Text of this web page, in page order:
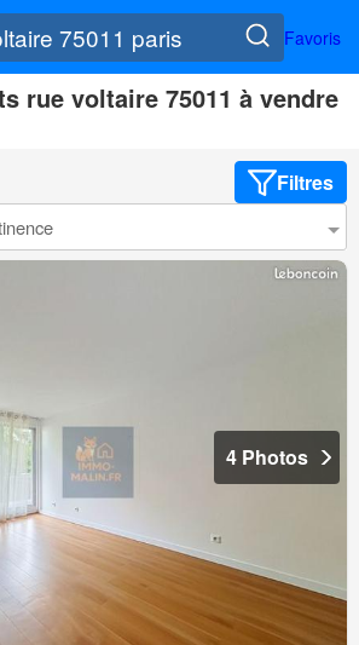
Favoris
rue voltaire 75011 à vendre
Filtres
4 Photos